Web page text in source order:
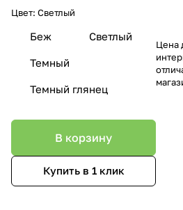
Цвет: Светлый
Беж Светлый
Темный
Темный глянец
В корзину
Купить в 1 клик
Цена